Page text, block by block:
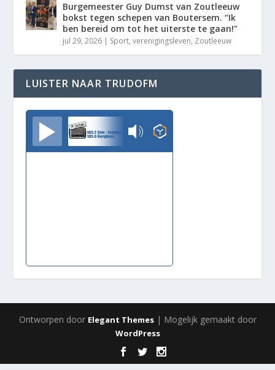
Burgemeester Guy Dumst van Zoutleeuw
bokst tegen schepen van Boutersem. “Ik
ben bereid om tot het uiterste te gaan!”
jul 29, 2026 | Sport,verenigingsleven, Zoutleeuw
LUISTER NAAR TRUDOFM
TrudoFM
Ontworpen door Elegant Themes| Mogelijk gemaakt door
WordPress